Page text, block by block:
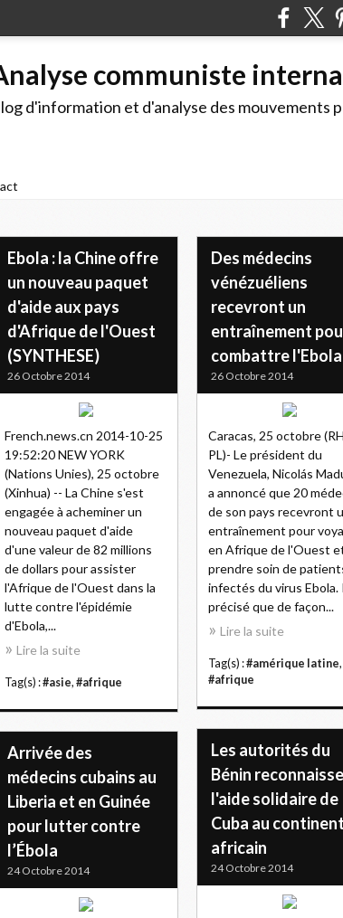
communiste
d'information et d'analyse des mouvements
Ebola : la Chine offre
un nouveau paquet
d'aide aux pays
d'Afrique de l'Ouest
(SYNTHESE)
26 Octobre 2014
French.news.cn 2014-10-25
19:52:20 NEW YORK
(Nations Unies), 25 octobre
(Xinhua) -- La Chine s'est
engagée à acheminer un
nouveau paquet d'aide
d'une valeur de 82 millions
de dollars pour assister
l'Afrique de l'Ouest dans la
lutte contre l'épidémie
d'Ebola,...
Lire la suite
Tag(s) :#asie, #afrique
Des médecins
vénézuéliens
recevront un
entraînement
combattre l'Ebola
26 Octobre 2014
Caracas, 25 octobre
PL)- Le président du
Venezuela, Nicolás
a annoncé que 20
de son pays recevront
entraînement pour
en Afrique de l'Ouest
prendre soin de
infectés du virus Ebola.
précisé que de façon...
Lire la suite
Tag(s) :#amérique latine,
#afrique
Les autorités du
Bénin
l'aide solidaire de
Cuba au continent
africain
24 Octobre 2014
Arrivée des
médecins cubains au
Liberia et en Guinée
pour lutter contre
l’Ébola
24 Octobre 2014